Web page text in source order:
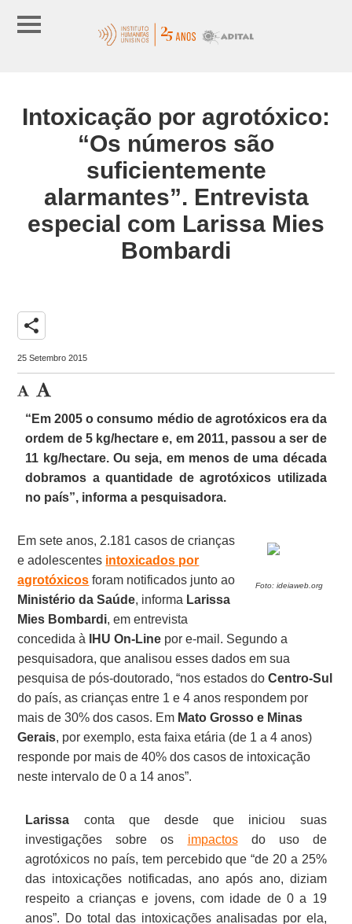
Intoxicação por agrotóxico:
“Os números são
suficientemente
alarmantes”. Entrevista
especial com Larissa Mies
Bombardi
share
25 Setembro 2015
“Em 2005 o consumo médio de agrotóxicos era da
ordem de 5 kg/hectare e, em 2011, passou a ser de
11 kg/hectare. Ou seja, em menos de uma década
dobramos a quantidade de agrotóxicos utilizada
no país”, informa a pesquisadora.
Foto: ideiaweb.org
Em sete anos, 2.181 casos de crianças
e adolescentes intoxicados por
agrotóxicos foram notificados junto ao
Ministério da Saúde, informa Larissa
Mies Bombardi, em entrevista
concedida à
IHU On-Line por e-mail. Segundo a
pesquisadora, que analisou esses dados em sua
pesquisa de pós-doutorado, “nos estados doCentro-Sul
do país, as crianças entre 1 e 4 anos respondem por
mais de 30% dos casos. Em Mato Grosso e Minas
Gerais, por exemplo, esta faixa etária (de 1 a 4 anos)
responde por mais de 40% dos casos de intoxicação
neste intervalo de 0 a 14 anos”.
Larissa conta que desde que iniciou suas
investigações sobre os impactosdo uso de
agrotóxicos no país, tem percebido que “de 20 a 25%
das intoxicações notificadas, ano após ano, diziam
respeito a crianças e jovens, com idade de 0 a 19
anos”. Do total das intoxicações analisadas por ela,